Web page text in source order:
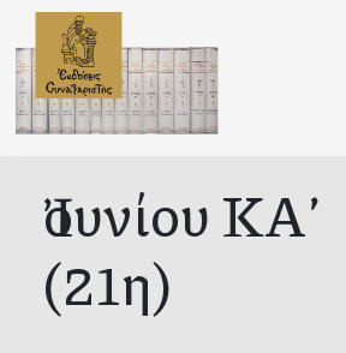
Ἰουνίου ΚΑ’
(21η)